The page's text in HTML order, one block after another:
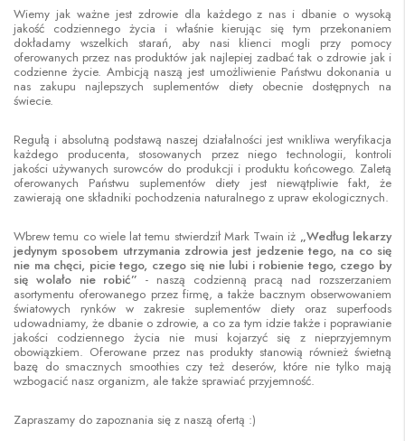
Wiemy jak ważne jest zdrowie dla każdego z nas i dbanie o wysoką
jakość codziennego życia i właśnie kierując się tym przekonaniem
dokładamy wszelkich starań, aby nasi klienci mogli przy pomocy
oferowanych przez nas produktów jak najlepiej zadbać tak o zdrowie jak i
codzienne życie. Ambicją naszą jest umożliwienie Państwu dokonania u
nas zakupu najlepszych suplementów diety obecnie dostępnych na
świecie.
Regułą i absolutną podstawą naszej działalności jest wnikliwa weryfikacja
każdego producenta, stosowanych przez niego technologii, kontroli
jakości używanych surowców do produkcji i produktu końcowego. Zaletą
oferowanych Państwu suplementów diety jest niewątpliwie fakt, że
zawierają one składniki pochodzenia naturalnego z upraw ekologicznych.
Wbrew temu co wiele lat temu stwierdził Mark Twain iż „Według lekarzy
jedynym sposobem utrzymania zdrowia jest jedzenie tego, na co się
nie ma chęci, picie tego, czego się nie lubi i robienie tego, czego by
się wolało nie robić”- naszą codzienną pracą nad rozszerzaniem
asortymentu oferowanego przez firmę, a także bacznym obserwowaniem
światowych rynków w zakresie suplementów diety oraz superfoods
udowadniamy, że dbanie o zdrowie, a co za tym idzie także i poprawianie
jakości codziennego życia nie musi kojarzyć się z nieprzyjemnym
obowiązkiem. Oferowane przez nas produkty stanowią również świetną
bazę do smacznych smoothies czy też deserów, które nie tylko mają
wzbogacić nasz organizm, ale także sprawiać przyjemność.
Zapraszamy do zapoznania się z naszą ofertą :)